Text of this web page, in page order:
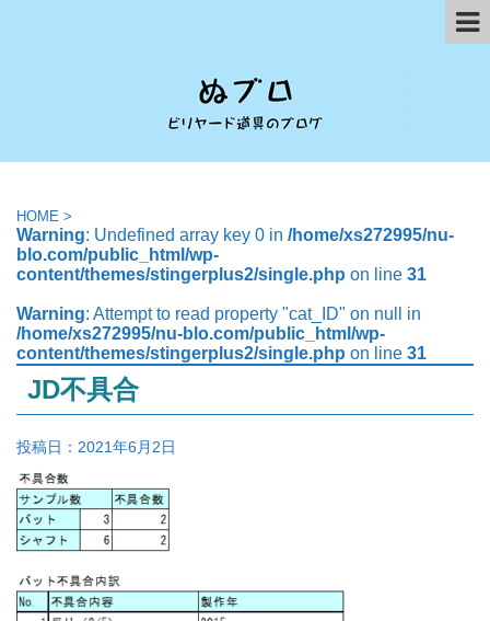
HOME >
Warning: Undefined array key 0 in /home/xs272995/nu-
blo.com/public_html/wp-
content/themes/stingerplus2/single.php on line 31
Warning: Attempt to read property "cat_ID" on null in
/home/xs272995/nu-blo.com/public_html/wp-
content/themes/stingerplus2/single.php on line 31
JD不具合
投稿日： 2021年6月2日